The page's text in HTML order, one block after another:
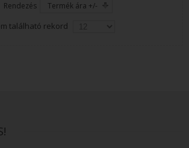
Rendezés Termék ára +/-
található rekord